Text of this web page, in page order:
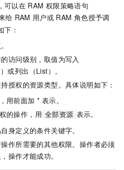
可以在 RAM 权限策略语句
给 RAM 用户或 RAM 角色授予调
：
访问级别，取值为写入
或列出（List）。
授权的资源类型。具体说明如下：
用前面加 * 表示。
的操作，用 全部资源 表示。
身定义的条件关键字。
作所需要的其他权限。操作者必须
操作才能成功。